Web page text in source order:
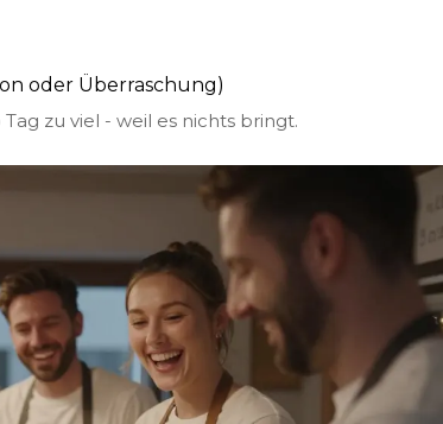
oder Überraschung)
zu viel - weil es nichts bringt.